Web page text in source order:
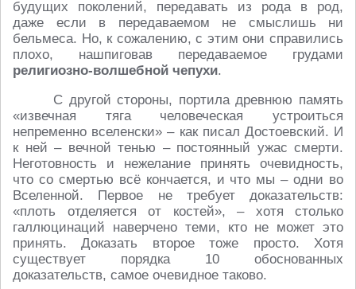
будущих поколений, передавать из рода в род,
даже если в передаваемом не смыслишь ни
бельмеса. Но, к сожалению, с этим они справились
плохо, нашпиговав передаваемое грудами
религиозно-волшебной чепухи.
С другой стороны, портила древнюю память
«извечная тяга человеческая устроиться
непременно вселенски» – как писал Достоевский. И
к ней – вечной тенью – постоянный ужас смерти.
Неготовность и нежелание принять очевидность,
что со смертью всё кончается, и что мы – одни во
Вселенной. Первое не требует доказательств:
«плоть отделяется от костей», – хотя столько
галлюцинаций наверчено теми, кто не может это
принять. Доказать второе тоже просто. Хотя
существует порядка 10 обоснованных
доказательств, самое очевидное таково.